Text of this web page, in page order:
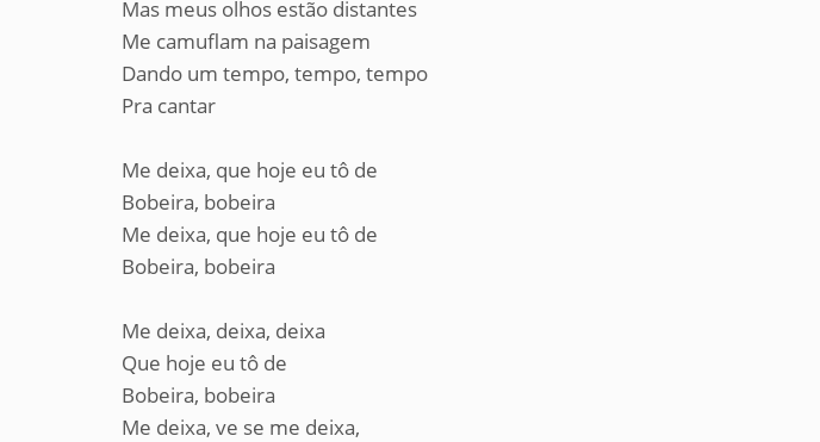
Mas meus olhos estão distantes
Me camuflam na paisagem
Dando um tempo, tempo, tempo
Pra cantar
Me deixa, que hoje eu tô de
Bobeira, bobeira
Me deixa, que hoje eu tô de
Bobeira, bobeira
Me deixa, deixa, deixa
Que hoje eu tô de
Bobeira, bobeira
Me deixa, ve se me deixa,